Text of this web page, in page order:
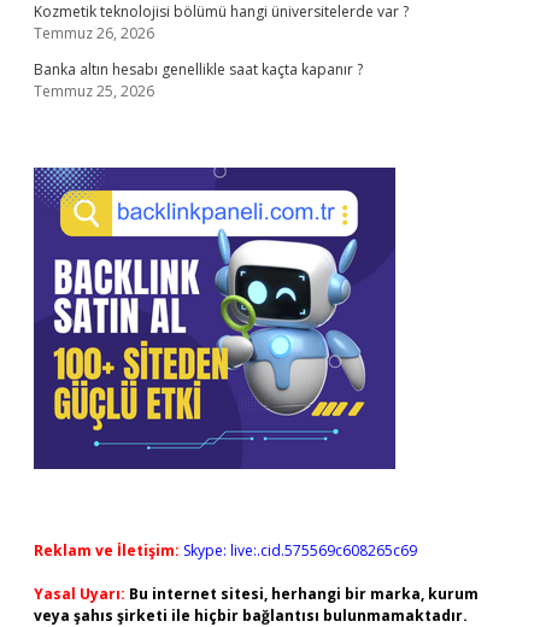
Kozmetik teknolojisi bölümü hangi üniversitelerde var ?
Temmuz 26, 2026
Banka altın hesabı genellikle saat kaçta kapanır ?
Temmuz 25, 2026
Reklam ve İletişim: Skype: live:.cid.575569c608265c69
Yasal Uyarı: Bu internet sitesi, herhangi bir marka, kurum
veya şahıs şirketi ile hiçbir bağlantısı bulunmamaktadır.